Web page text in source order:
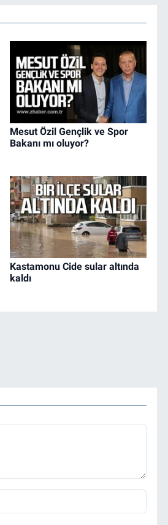
Mesut Özil Gençlik ve Spor
Bakanı mı oluyor?
Kastamonu Cide sular altında
kaldı